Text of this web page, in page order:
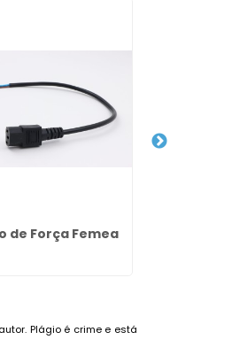
de Força Femea
Plágio é crime e está